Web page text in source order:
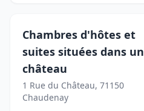
Chambres d'hôtes et
suites situées dans un
château
1 Rue du Château, 71150
Chaudenay